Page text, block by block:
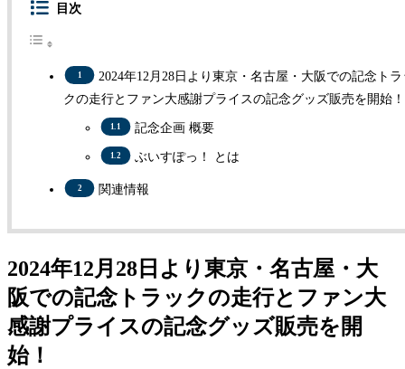
目次
2024年12月28日より東京・名古屋・大阪での記念トラ
クの走行とファン大感謝プライスの記念グッズ販売を開始！
記念企画 概要
ぶいすぽっ！ とは
関連情報
2024年12月28日より東京・名古屋・大
阪での記念トラックの走行とファン大
感謝プライスの記念グッズ販売を開
始！